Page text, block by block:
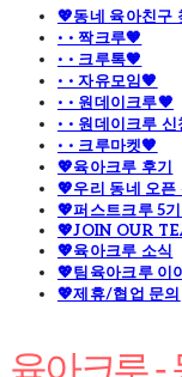
💖동네 육아친구
· · 짝크루🧡
· · 크루톡🧡
· · 자유모임🧡
· · 원데이크루🧡
· · 원데이크루 신
· · 크루마켓🧡
💖육아크루 후기
💖우리 동네 오픈
💖퍼스트크루 5
💖JOIN OUR
💖육아크루 소식
💖팀육아크루 이
💖제휴/협업 문의